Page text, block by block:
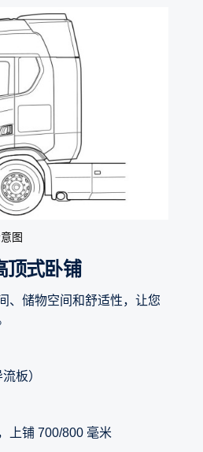
图
高顶式卧铺
、储物空间和舒适性，让您
板）
上铺 700/800 毫米